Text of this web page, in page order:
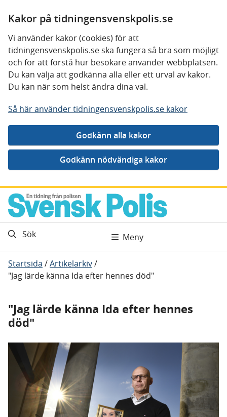
Kakor på tidningensvenskpolis.se
Vi använder kakor (cookies) för att
tidningensvenskpolis.se ska fungera så bra som möjligt
och för att förstå hur besökare använder webbplatsen.
Du kan välja att godkänna alla eller ett urval av kakor.
Du kan när som helst ändra dina val.
Så här använder tidningensvenskpolis.se kakor
Gå direkt till innehåll
Sök Meny
Startsida /Artikelarkiv/
"Jag lärde känna Ida efter hennes död"
"Jag lärde känna Ida efter hennes
död"